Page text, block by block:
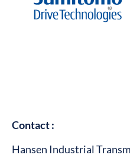
Contact :
Hansen Industrial